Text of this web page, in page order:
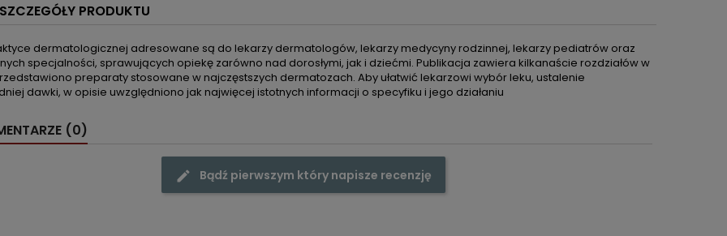
SZCZEGÓŁY PRODUKTU
dermatologicznej adresowane są do lekarzy dermatologów, lekarzy medycyny rodzinnej, lekarzy pediatrów oraz
specjalności, sprawujących opiekę zarówno nad dorosłymi, jak i dziećmi. Publikacja zawiera kilkanaście rozdziałów w
preparaty stosowane w najczęstszych dermatozach. Aby ułatwić lekarzowi wybór leku, ustalenie
dawki, w opisie uwzględniono jak najwięcej istotnych informacji o specyfiku i jego działaniu
(0)
Bądź pierwszym który napisze recenzję